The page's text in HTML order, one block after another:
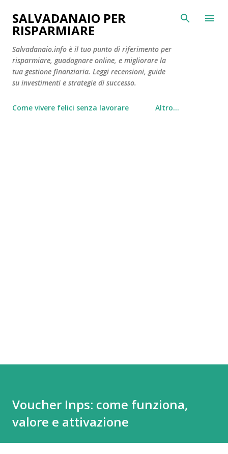
Passa ai contenuti principali
SALVADANAIO PER
RISPARMIARE
Salvadanaio.info è il tuo punto di riferimento per
risparmiare, guadagnare online, e migliorare la
tua gestione finanziaria. Leggi recensioni, guide
su investimenti e strategie di successo.
Come vivere felici senza lavorare Altro…
Voucher Inps: come funziona,
valore e attivazione